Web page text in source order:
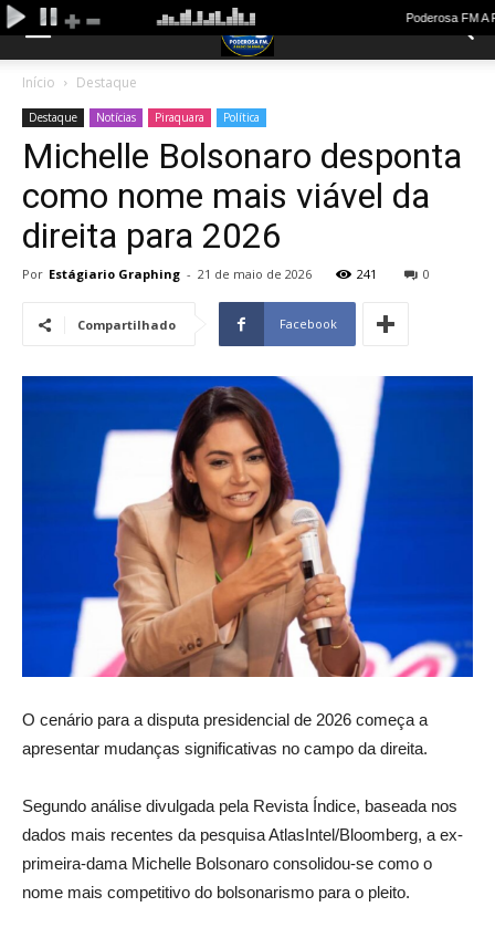
Início Destaque
Destaque Notícias Piraquara Política
Michelle Bolsonaro desponta
como nome mais viável da
direita para 2026
Por Estágiario Graphing - 21 de maio de 2026 241 0
Compartilhado Facebook
O cenário para a disputa presidencial de 2026 começa a
apresentar mudanças significativas no campo da direita.
Segundo análise divulgada pela Revista Índice, baseada nos
dados mais recentes da pesquisa AtlasIntel/Bloomberg, a ex-
primeira-dama Michelle Bolsonaro consolidou-se como o
nome mais competitivo do bolsonarismo para o pleito.